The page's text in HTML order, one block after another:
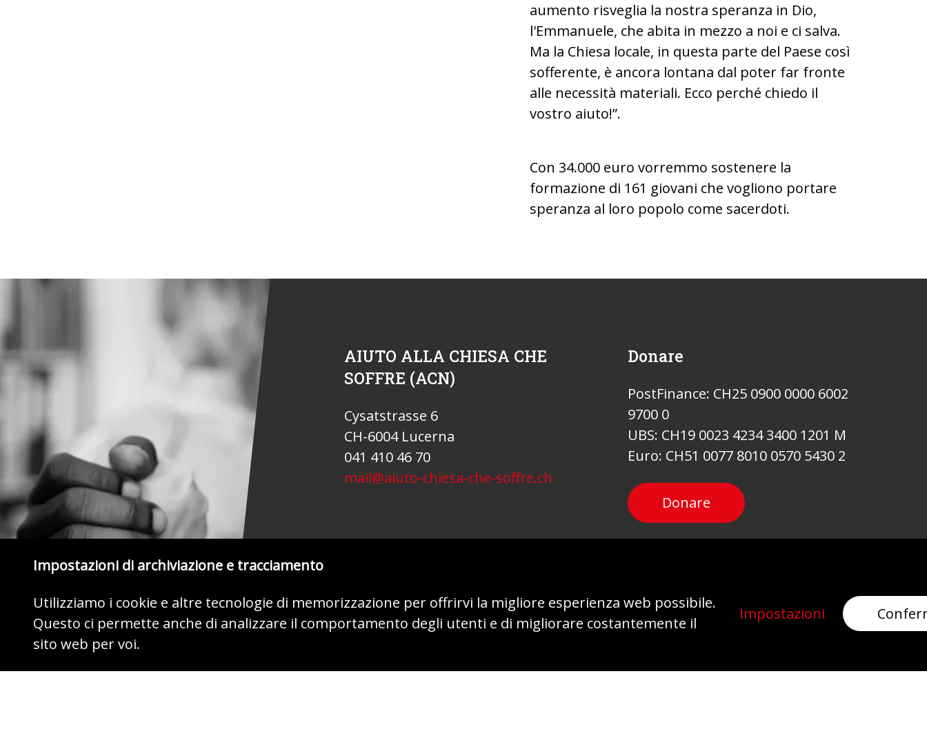
aumento risveglia la nostra speranza in Dio,
l'Emmanuele, che abita in mezzo a noi e ci salva.
Ma la Chiesa locale, in questa parte del Paese così
sofferente, è ancora lontana dal poter far fronte
alle necessità materiali. Ecco perché chiedo il
vostro aiuto!”.
Con 34.000 euro vorremmo sostenere la
formazione di 161 giovani che vogliono portare
speranza al loro popolo come sacerdoti.
MOSTRATE IL VOSTRO CUORE
Aiutate ora con la vostra donazione.
AIUTO ALLA CHIESA CHE
SOFFRE (ACN)
Cysatstrasse 6
CH-6004 Lucerna
041 410 46 70
mail@aiuto-chiesa-che-soffre.ch
Donare
PostFinance: CH25 0900 0000 6002
9700 0
UBS: CH19 0023 4234 3400 1201 M
Euro: CH51 0077 8010 0570 5430 2
Donare
Impostazioni di archiviazione e tracciamento
Utilizziamo i cookie e altre tecnologie di memorizzazione per offrirvi la migliore esperienza web possibile.
Questo ci permette anche di analizzare il comportamento degli utenti e di migliorare costantemente il
sito web per voi.
Impostazioni